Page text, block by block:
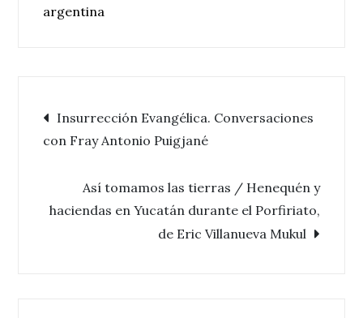
argentina
Navegación
entradas
Insurrección Evangélica. Conversaciones
con Fray Antonio Puigjané
Así tomamos las tierras / Henequén y
haciendas en Yucatán durante el Porfiriato,
de Eric Villanueva Mukul